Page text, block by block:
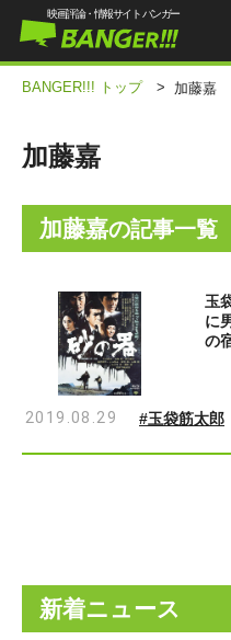
映画評論・情報サイト バンガー
BANGER!!! トップ > 加藤嘉
加藤嘉
加藤嘉の記事一覧
玉
に
の
2019.08.29 #玉袋筋太郎
新着ニュース